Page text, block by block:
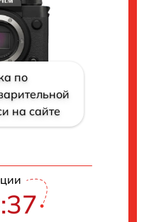
по
на сайте